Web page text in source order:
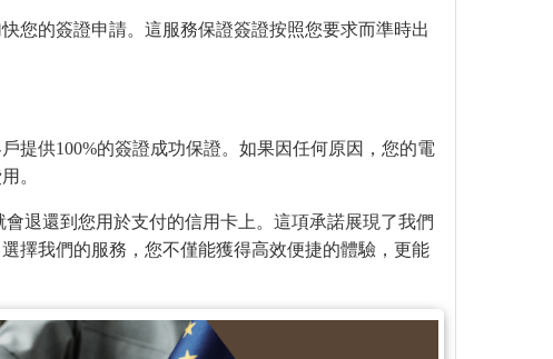
您的簽證申請。這服務保證簽證按照您要求而準時出
提供100%的簽證成功保證。如果因任何原因，您的電
。
退還到您用於支付的信用卡上。這項承諾展現了我們
擇我們的服務，您不僅能獲得高效便捷的體驗，更能